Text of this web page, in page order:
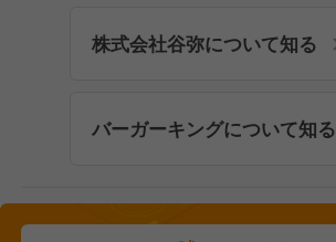
株式会社谷弥について知る
バーガーキングについて知る